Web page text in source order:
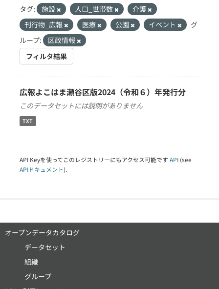
タグ: 施設 人口_世帯数
介護
刊行物_広報
医療 公園 イベント
グ
ループ:
区政情報
フィルタ結果
広報よこはま瀬谷区版2024（令和６）年発行分
このデータセットには説明がありません
TXT
API Keyを使ってこのレジストリーにもアクセス可能です API (see
APIドキュメント).
オープンデータカタログ
データセット
組織
グループ